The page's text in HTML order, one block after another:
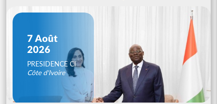
7 Août
2026
PRESIDENCE CI
Côte d'Ivoire